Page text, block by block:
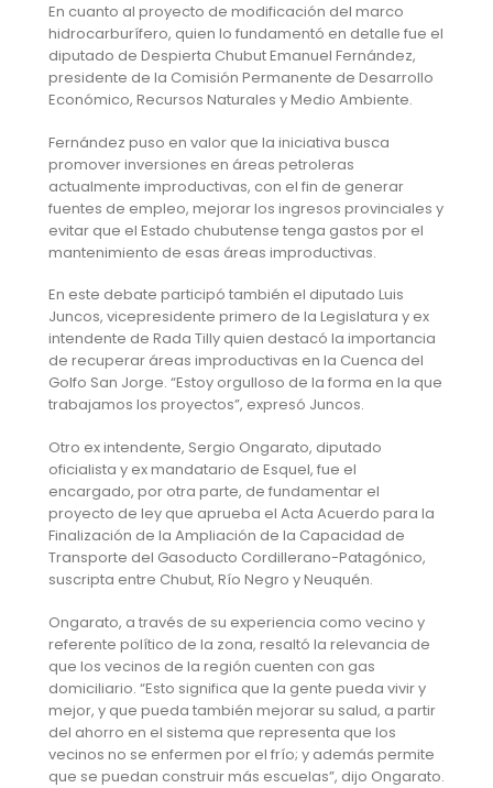
En cuanto al proyecto de modificación del marco
hidrocarburífero, quien lo fundamentó en detalle fue el
diputado de Despierta Chubut Emanuel Fernández,
presidente de la Comisión Permanente de Desarrollo
Económico, Recursos Naturales y Medio Ambiente.
Fernández puso en valor que la iniciativa busca
promover inversiones en áreas petroleras
actualmente improductivas, con el fin de generar
fuentes de empleo, mejorar los ingresos provinciales y
evitar que el Estado chubutense tenga gastos por el
mantenimiento de esas áreas improductivas.
En este debate participó también el diputado Luis
Juncos, vicepresidente primero de la Legislatura y ex
intendente de Rada Tilly quien destacó la importancia
de recuperar áreas improductivas en la Cuenca del
Golfo San Jorge. “Estoy orgulloso de la forma en la que
trabajamos los proyectos”, expresó Juncos.
Otro ex intendente, Sergio Ongarato, diputado
oficialista y ex mandatario de Esquel, fue el
encargado, por otra parte, de fundamentar el
proyecto de ley que aprueba el Acta Acuerdo para la
Finalización de la Ampliación de la Capacidad de
Transporte del Gasoducto Cordillerano-Patagónico,
suscripta entre Chubut, Río Negro y Neuquén.
Ongarato, a través de su experiencia como vecino y
referente político de la zona, resaltó la relevancia de
que los vecinos de la región cuenten con gas
domiciliario. “Esto significa que la gente pueda vivir y
mejor, y que pueda también mejorar su salud, a partir
del ahorro en el sistema que representa que los
vecinos no se enfermen por el frío; y además permite
que se puedan construir más escuelas”, dijo Ongarato.